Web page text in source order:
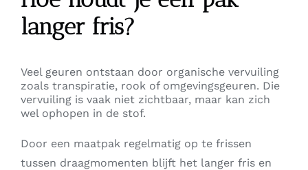
langer fris?
Veel geuren ontstaan door organische vervuiling
zoals transpiratie, rook of omgevingsgeuren. Die
vervuiling is vaak niet zichtbaar, maar kan zich
wel ophopen in de stof.
Door een maatpak regelmatig op te frissen
tussen draagmomenten blijft het langer fris en